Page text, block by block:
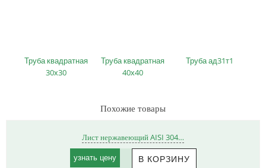
Труба квадратная
30х30
Труба квадратная
40х40
Труба ад31т1
Похожие товары
Лист нержавеющий AISI 304…
узнать цену